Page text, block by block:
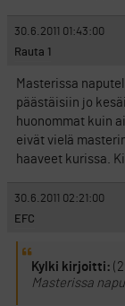
30.6.2011 01:43:00
Rauta 1
Masterissa
päästäisiin jo
huonommat kuin
eivät vielä
haaveet kurissa.
30.6.2011 02:21:00
EFC
Kylki kirjoitti:
Masterissa